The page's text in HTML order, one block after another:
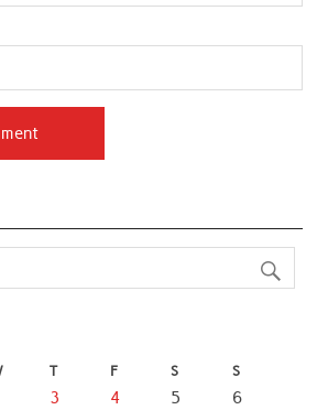
T F S S
3 4 5
6